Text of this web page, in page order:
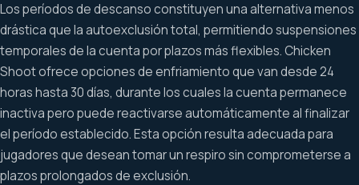
Los períodos de descanso constituyen una alternativa menos
drástica que la autoexclusión total, permitiendo suspensiones
temporales de la cuenta por plazos más flexibles. Chicken
Shoot ofrece opciones de enfriamiento que van desde 24
horas hasta 30 días, durante los cuales la cuenta permanece
inactiva pero puede reactivarse automáticamente al finalizar
el período establecido. Esta opción resulta adecuada para
jugadores que desean tomar un respiro sin comprometerse a
plazos prolongados de exclusión.